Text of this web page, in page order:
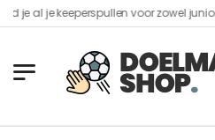
voor zowel junioren als